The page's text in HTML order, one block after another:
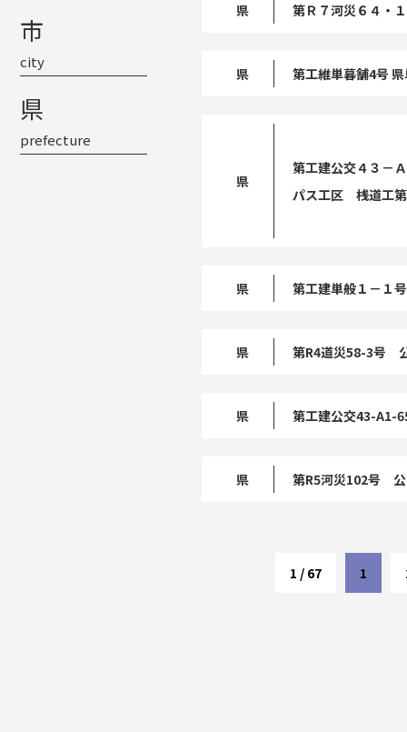
市
city
県
prefecture
県 第Ｒ７河災６４・
県 第工維単暮舗4号
県
第工建公交４３－
パス工区 桟道工
県 第工建単般１－１
県 第R4道災58-3号
県 第工建公交43-A1-
県 第R5河災102号
1 / 67 1